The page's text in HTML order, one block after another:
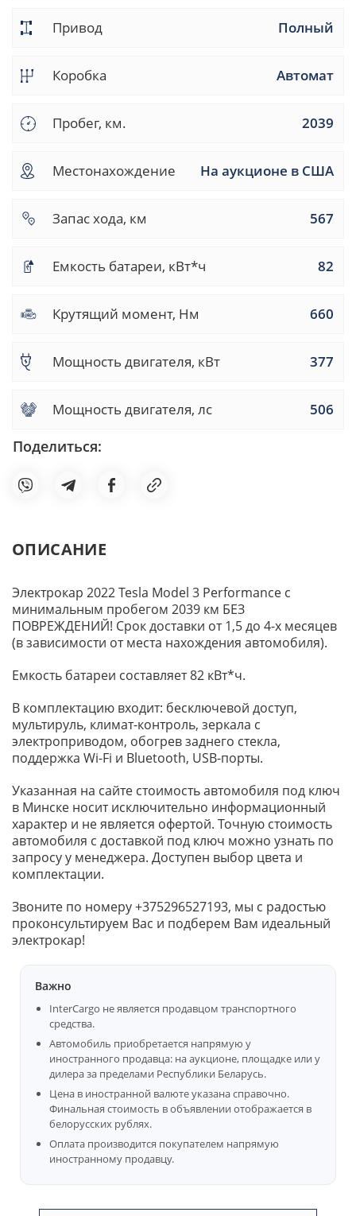
Привод Полный
Коробка Автомат
Пробег, км. 2039
Местонахождение На аукционе в США
Запас хода, км 567
Емкость батареи, кВт*ч 82
Крутящий момент, Нм 660
Мощность двигателя, кВт 377
Мощность двигателя, лс 506
Поделиться:
ОПИСАНИЕ
Электрокар 2022 Tesla Model 3 Performance с
минимальным пробегом 2039 км БЕЗ
ПОВРЕЖДЕНИЙ! Срок доставки от 1,5 до 4-х месяцев
(в зависимости от места нахождения автомобиля).
Емкость батареи составляет 82 кВт*ч.
В комплектацию входит: бесключевой доступ,
мультируль, климат-контроль, зеркала с
электроприводом, обогрев заднего стекла,
поддержка Wi-Fi и Bluetooth, USB-порты.
Указанная на сайте стоимость автомобиля под ключ
в Минске носит исключительно информационный
характер и не является офертой. Точную стоимость
автомобиля с доставкой под ключ можно узнать по
запросу у менеджера. Доступен выбор цвета и
комплектации.
Звоните по номеру +375296527193, мы с радостью
проконсультируем Вас и подберем Вам идеальный
электрокар!
Важно
InterCargo не является продавцом транспортного
средства.
Автомобиль приобретается напрямую у
иностранного продавца: на аукционе, площадке или у
дилера за пределами Республики Беларусь.
Цена в иностранной валюте указана справочно.
Финальная стоимость в объявлении отображается в
белорусских рублях.
Оплата производится покупателем напрямую
иностранному продавцу.